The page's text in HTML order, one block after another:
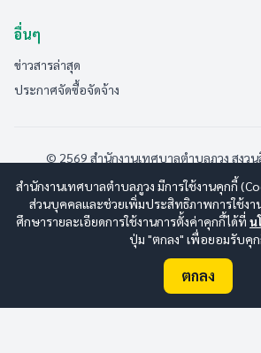
อื่นๆ
ข่าวสารล่าสุด
ประกาศจัดซื้อจัดจ้าง
© 2569 สำนักงานเทศบาลตำบลภูวง สงว
www.esanwebdesign.com
นโยบายการใช้งาน | นโยบายการคุ้มครอ
นโยบายการรักษาความปลอดภัยมั่นคงเว็บไ
ออนไลน์:3 ทั้งหมด:188
สำนักงานเทศบาลตำบลภูวง มีการใช้งานคุกกี้
ส่วนบุคคลและช่วยเพิ่มประสิทธิภาพการใช้งา
ศึกษารายละเอียดการใช้งานการตั้งค่าคุกกี้ได้ที่ น
ปุ่ม "ตกลง" เพื่อยอมรับคุ
ตกลง